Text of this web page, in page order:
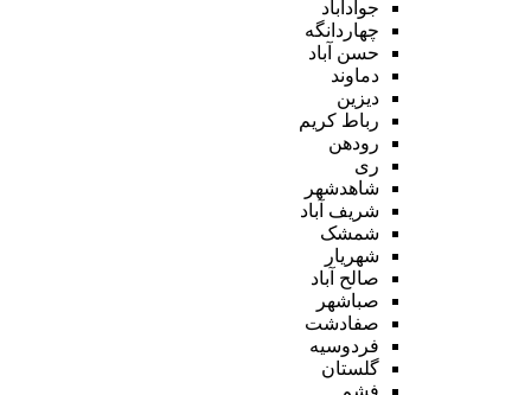
جوادآباد
چهاردانگه
حسن آباد
دماوند
دیزین
رباط کریم
رودهن
ری
شاهدشهر
شریف آباد
شمشک
شهریار
صالح آباد
صباشهر
صفادشت
فردوسیه
گلستان
فشم